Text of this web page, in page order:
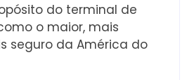
do terminal de
o maior, mais
seguro da América do